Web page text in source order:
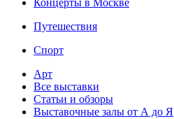
Концерты в Москве
Путешествия
Спорт
Арт
Все выставки
Статьи и обзоры
Выставочные залы от А до Я